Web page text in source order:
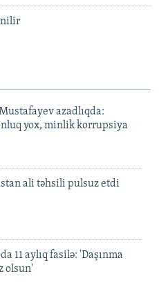
azadlıqda:
yox, minlik korrupsiya
ali təhsili pulsuz etdi
11 aylıq fasilə: 'Daşınma
olsun'